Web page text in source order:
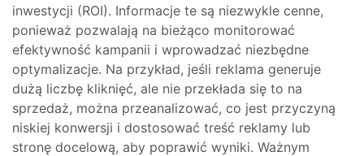
inwestycji (ROI). Informacje te są niezwykle cenne,
ponieważ pozwalają na bieżąco monitorować
efektywność kampanii i wprowadzać niezbędne
optymalizacje. Na przykład, jeśli reklama generuje
dużą liczbę kliknięć, ale nie przekłada się to na
sprzedaż, można przeanalizować, co jest przyczyną
niskiej konwersji i dostosować treść reklamy lub
stronę docelową, aby poprawić wyniki. Ważnym